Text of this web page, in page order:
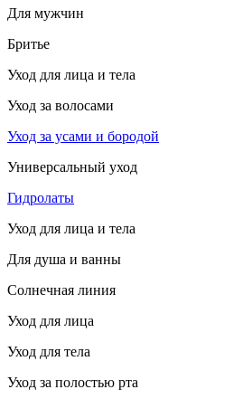
Для мужчин
Бритье
Уход для лица и тела
Уход за волосами
Уход за усами и бородой
Универсальный уход
Гидролаты
Уход для лица и тела
Для душа и ванны
Солнечная линия
Уход для лица
Уход для тела
Уход за полостью рта